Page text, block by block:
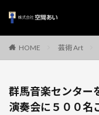
HOME 芸術 Art
群馬音楽センター
演奏会に５００名